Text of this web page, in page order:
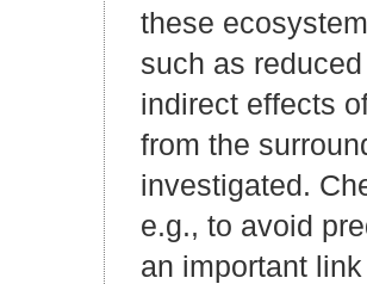
these
such as
indirect effects
from the
investigated.
e.g., to avoid
an important